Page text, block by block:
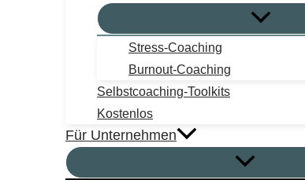
Stress-Coaching
Burnout-Coaching
Selbstcoaching-Toolkits
Kostenlos
Für Unternehmen